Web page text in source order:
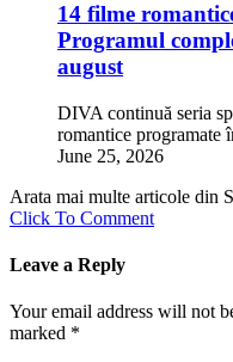
14 filme
Programul
august
DIVA continuă seria
romantice
June 25, 2026
Arata mai multe articole din
Click To Comment
Leave a Reply
Your email address will not
marked *